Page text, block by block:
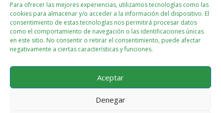
Para ofrecer las mejores experiencias, utilizamos tecnologías como las
cookies para almacenar y/o acceder a la información del dispositivo. El
consentimiento de estas tecnologías nos permitirá procesar datos
como el comportamiento de navegación o las identificaciones únicas
en este sitio. No consentir o retirar el consentimiento, puede afectar
negativamente a ciertas características y funciones.
Aceptar
Denegar